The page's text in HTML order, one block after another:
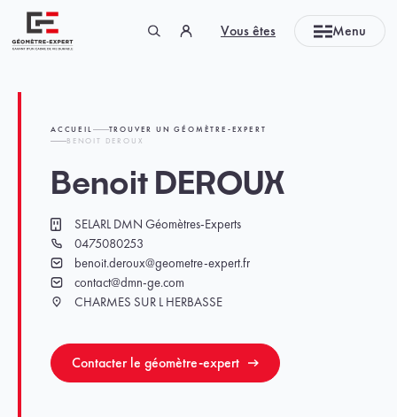
Vous êtes Menu
ACCUEIL
TROUVER UN GÉOMÈTRE-EXPERT
BENOIT DEROUX
Benoit DEROUX
CabinetSELARL DMN Géomètres-Experts
Téléphone0475080253
Emailbenoit.deroux@geometre-expert.fr
Emailcontact@dmn-ge.com
Ville
CHARMES SUR L HERBASSE
Contacter le géomètre-expert
Panneau de gestion des cookies